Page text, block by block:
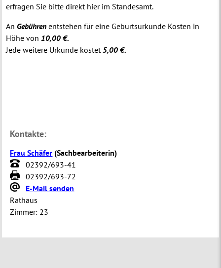
erfragen Sie bitte direkt hier im Standesamt.
An Gebühren entstehen für eine Geburtsurkunde Kosten in
Höhe von 10,00 €.
Jede weitere Urkunde kostet 5,00 €.
Kontakte:
Frau Schäfer (Sachbearbeiterin)
02392/693-41
02392/693-72
E-Mail senden
Rathaus
Zimmer: 23